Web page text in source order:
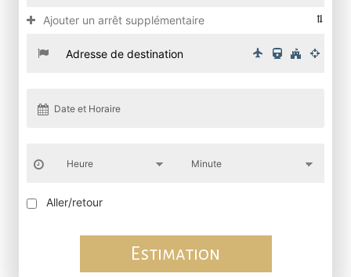
Ajouter un arrêt supplémentaire
Aller/retour
Estimation